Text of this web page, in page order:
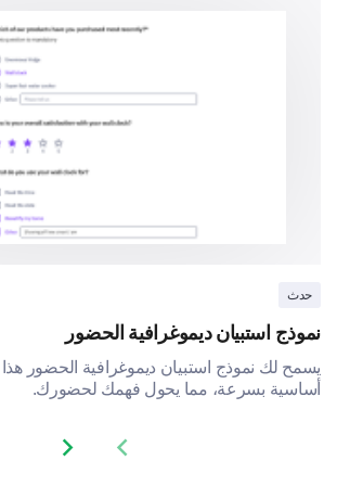
Security and safety measures
Customer service
any services or amenities that you
felt were missing at the festival?
More food stalls
More clean restrooms
حدث
نموذج استبيان ديموغرافية الحضور
يسمح لك نموذج استبيان ديموغرافية الحضور هذا
أساسية بسرعة، مما يحول فهمك لحضورك.
Previous slide
Next slide